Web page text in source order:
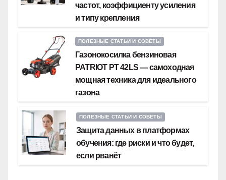
частот, коэффициенту усиления
и типу крепления
ПОЛЕЗНЫЕ СТАТЬИ И СОВЕТЫ
Газонокосилка бензиновая
PATRIOT PT 42LS — самоходная
мощная техника для идеального
газона
ПОЛЕЗНЫЕ СТАТЬИ И СОВЕТЫ
Защита данных в платформах
обучения: где риски и что будет,
если рванёт